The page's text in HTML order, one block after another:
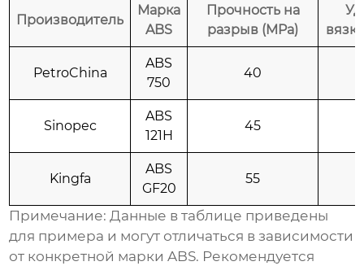
Производитель
Марка
ABS
Прочность на
разрыв (MPa)
PetroChina
ABS
750
40
Sinopec
ABS
121H
45
Kingfa
ABS
GF20
55
Примечание: Данные в таблице приведены
для примера и могут отличаться в зависимости
от конкретной марки ABS. Рекомендуется